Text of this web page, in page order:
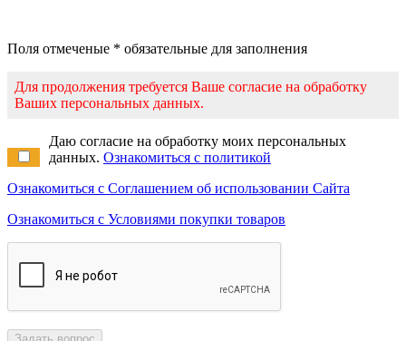
Поля отмеченые * обязательные для заполнения
Для продолжения требуется Ваше согласие на обработку
Ваших персональных данных.
Даю согласие на обработку моих персональных
данных. Ознакомиться с политикой
Ознакомиться с Соглашением об использовании Сайта
Ознакомиться с Условиями покупки товаров